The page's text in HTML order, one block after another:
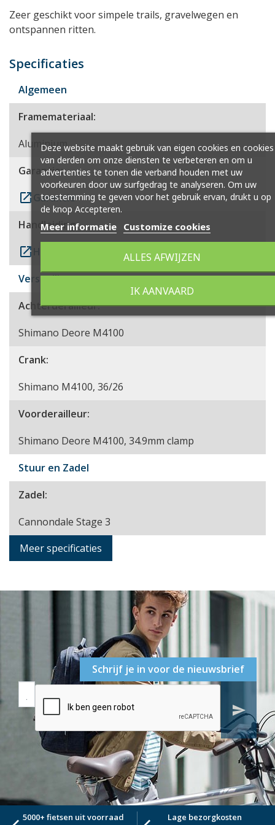
Zeer geschikt voor simpele trails, gravelwegen en
ontspannen ritten.
Specificaties
Algemeen
Framemateriaal:
Aluminium
Garantie:
launch Garantie
Handleiding:
launch
Versnellingen
Achterderailleur:
Shimano Deore M4100
Crank:
Shimano M4100, 36/26
Voorderailleur:
Shimano Deore M4100, 34.9mm clamp
Stuur en Zadel
Zadel:
Cannondale Stage 3
Meer specificaties
Schrijf je in voor de nieuwsbrief
send
5000+ fietsen uit voorraad Lage bezorgkosten
Deze website maakt gebruik van eigen cookies en cookies
van derden om onze diensten te verbeteren en om u
advertenties te tonen die verband houden met uw
voorkeuren door uw surfgedrag te analyseren. Om uw
toestemming te geven voor het gebruik ervan, drukt u op
de knop Accepteren.
Meer informatie Customize cookies
ALLES AFWIJZEN
IK AANVAARD